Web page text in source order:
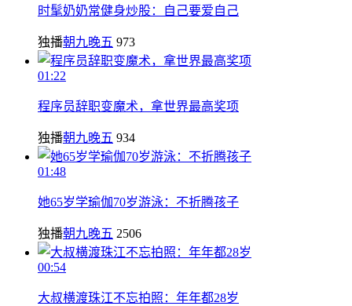
时髦奶奶常健身炒股：自己要爱自己
独播朝九晚五 973
01:22
程序员辞职变魔术，拿世界最高奖项
独播朝九晚五 934
01:48
她65岁学瑜伽70岁游泳：不折腾孩子
独播朝九晚五 2506
00:54
大叔横渡珠江不忘拍照：年年都28岁